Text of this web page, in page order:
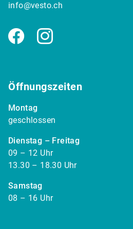
info@vesto.ch
FacebookInstagram
Öffnungszeiten
Montag
geschlossen
Dienstag – Freitag
09 – 12 Uhr
13.30 – 18.30 Uhr
Samstag
08 – 16 Uhr